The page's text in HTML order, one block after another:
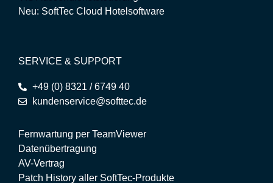
Neu: SoftTec Cloud Hotelsoftware
SERVICE & SUPPORT
+49 (0) 8321 / 6749 40
kundenservice@softtec.de
Fernwartung per TeamViewer
Datenübertragung
AV-Vertrag
Patch History aller SoftTec-Produkte